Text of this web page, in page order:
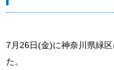
7月 26 日 (金)に神奈川県緑
た。